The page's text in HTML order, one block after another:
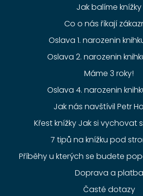
Jak balíme knížky
Co o nás říkají
Oslava 1. narozenin
Oslava 2. narozenin
Máme 3 roky!
Oslava 4. narozenin
Jak nás navštívil Petr
Křest knížky Jak si vychovat
7 tipů na knížku pod
Příběhy u kterých se budete
Doprava a platba
Časté dotazy